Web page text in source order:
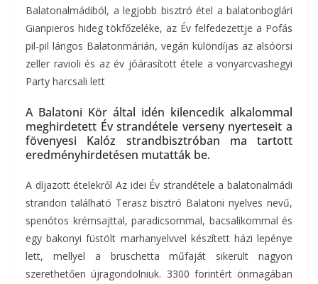
Balatonalmádiból, a legjobb bisztró étel a balatonboglári
Gianpieros hideg tökfőzeléke, az Év felfedezettje a Pofás
pil-pil lángos Balatonmárián, vegán különdíjas az alsóörsi
zeller ravioli és az év jóárasított étele a vonyarcvashegyi
Party harcsali lett
A Balatoni Kör által idén kilencedik alkalommal
meghirdetett Év strandétele verseny nyerteseit a
fövenyesi Kalóz strandbisztróban ma tartott
eredményhirdetésen mutatták be.
A díjazott ételekről Az idei Év strandétele a balatonalmádi
strandon található Terasz bisztró Balatoni nyelves nevű,
spenótos krémsajttal, paradicsommal, bacsalikommal és
egy bakonyi füstölt marhanyelvvel készített házi lepénye
lett, mellyel a bruschetta műfaját sikerült nagyon
szerethetően újragondolniuk. 3300 forintért önmagában